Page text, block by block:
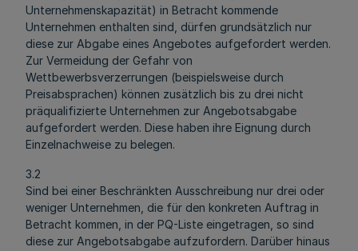
Unternehmenskapazität) in Betracht kommende
Unternehmen enthalten sind, dürfen grundsätzlich nur
diese zur Abgabe eines Angebotes aufgefordert werden.
Zur Vermeidung der Gefahr von
Wettbewerbsverzerrungen (beispielsweise durch
Preisabsprachen) können zusätzlich bis zu drei nicht
präqualifizierte Unternehmen zur Angebotsabgabe
aufgefordert werden. Diese haben ihre Eignung durch
Einzelnachweise zu belegen.
3.2
Sind bei einer Beschränkten Ausschreibung nur drei oder
weniger Unternehmen, die für den konkreten Auftrag in
Betracht kommen, in der PQ-Liste eingetragen, so sind
diese zur Angebotsabgabe aufzufordern. Darüber hinaus